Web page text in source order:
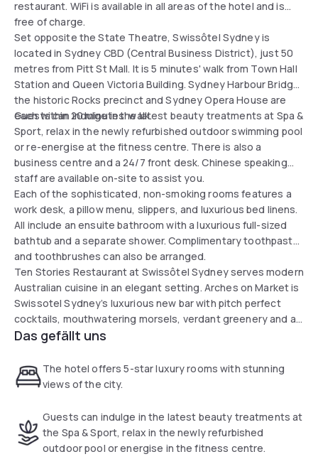
restaurant. WiFi is available in all areas of the hotel and is
free of charge.
Set opposite the State Theatre, Swissôtel Sydney is
located in Sydney CBD (Central Business District), just 50
metres from Pitt St Mall. It is 5 minutes' walk from Town Hall
Station and Queen Victoria Building. Sydney Harbour Bridge,
the historic Rocks precinct and Sydney Opera House are
each within 20 minutes' walk.
Guests can indulge in the latest beauty treatments at Spa &
Sport, relax in the newly refurbished outdoor swimming pool
or re-energise at the fitness centre. There is also a
business centre and a 24/7 front desk. Chinese speaking
staff are available on-site to assist you.
Each of the sophisticated, non-smoking rooms features a
work desk, a pillow menu, slippers, and luxurious bed linens.
All include an ensuite bathroom with a luxurious full-sized
bathtub and a separate shower. Complimentary toothpaste
and toothbrushes can also be arranged.
Ten Stories Restaurant at Swissôtel Sydney serves modern
Australian cuisine in an elegant setting. Arches on Market is
Swissotel Sydney’s luxurious new bar with pitch perfect
cocktails, mouthwatering morsels, verdant greenery and a
playlist that will keep you swinging into the wee hours.
Das gefällt uns
The hotel offers 5-star luxury rooms with stunning
views of the city.
Guests can indulge in the latest beauty treatments at
the Spa & Sport, relax in the newly refurbished
outdoor pool or energise in the fitness centre.